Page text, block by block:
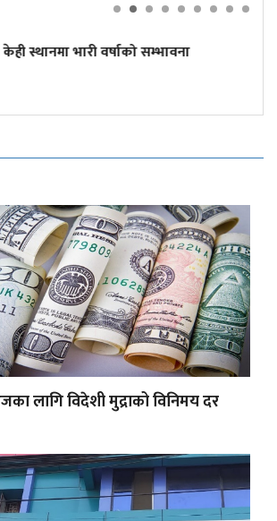
सम्भावना
लागि विदेशी मुद्राको विनिमय दर